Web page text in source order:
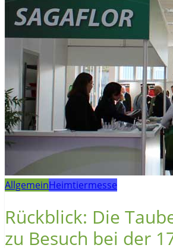
AllgemeinHeimtiermesse
Rückblick: Die
zu Besuch bei der